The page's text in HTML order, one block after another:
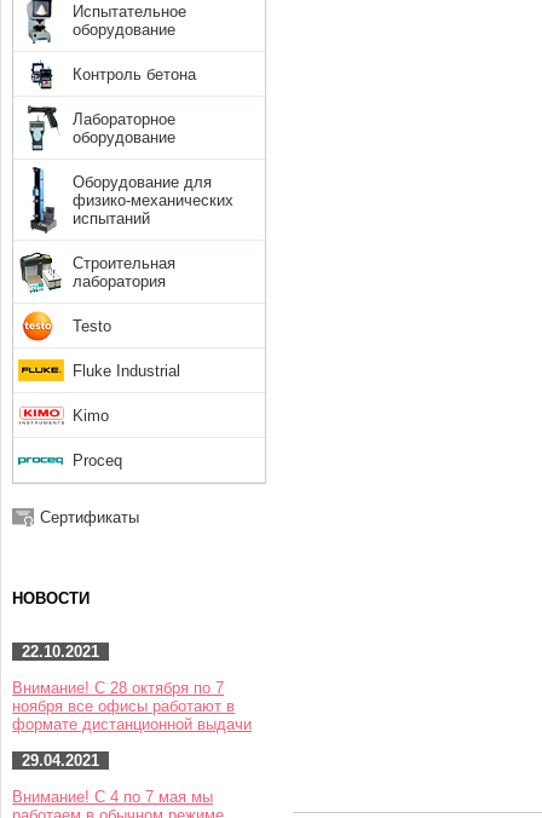
Испытательное
оборудование
Контроль бетона
Лабораторное
оборудование
Оборудование для
физико-механических
испытаний
Строительная
лаборатория
Testo
Fluke Industrial
Kimo
Proceq
Сертификаты
НОВОСТИ
22.10.2021
Внимание! С 28 октября по 7
ноября все офисы работают в
формате дистанционной выдачи
29.04.2021
Внимание! С 4 по 7 мая мы